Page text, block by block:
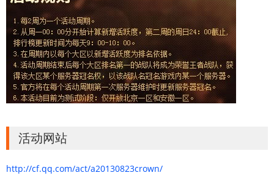
活动网站
http://cf.qq.com/act/a20130823crown/